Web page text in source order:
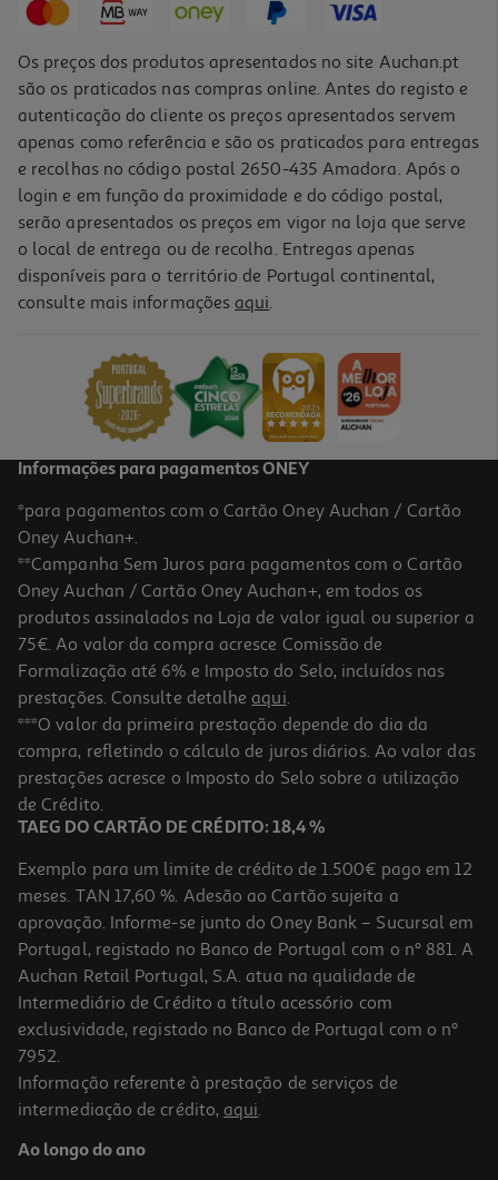
Livro Ler E Brincar: Os Unicórnios E A Chave Brilha
PVP de editor
-10%
Livro Passo A Passo Vamos Colar: Animais
7.6 €/un
8,45 € PVP de editor
7,60 €
-10%
Livro Bluey: Incrível Livro De Colorir
12.56 €/un
Os preços dos produtos apresentados no site Auchan.pt
são os praticados nas compras online. Antes do registo e
autenticação do cliente os preços apresentados servem
apenas como referência e são os praticados para entregas
e recolhas no código postal 2650-435 Amadora. Após o
login e em função da proximidade e do código postal,
serão apresentados os preços em vigor na loja que serve
o local de entrega ou de recolha. Entregas apenas
disponíveis para o território de Portugal continental,
consulte mais informações aqui.
Informações para pagamentos ONEY
*para pagamentos com o Cartão Oney Auchan / Cartão
Oney Auchan+.
**Campanha Sem Juros para pagamentos com o Cartão
Oney Auchan / Cartão Oney Auchan+, em todos os
produtos assinalados na Loja de valor igual ou superior a
75€. Ao valor da compra acresce Comissão de
Formalização até 6% e Imposto do Selo, incluídos nas
prestações. Consulte detalhe aqui.
***O valor da primeira prestação depende do dia da
compra, refletindo o cálculo de juros diários. Ao valor das
prestações acresce o Imposto do Selo sobre a utilização
de Crédito.
TAEG DO CARTÃO DE CRÉDITO: 18,4 %
Exemplo para um limite de crédito de 1.500€ pago em 12
meses. TAN 17,60 %. Adesão ao Cartão sujeita a
aprovação. Informe-se junto do Oney Bank – Sucursal em
Portugal, registado no Banco de Portugal com o nº 881. A
Auchan Retail Portugal, S.A. atua na qualidade de
Intermediário de Crédito a título acessório com
exclusividade, registado no Banco de Portugal com o nº
7952.
Informação referente à prestação de serviços de
intermediação de crédito, aqui.
Ao longo do ano